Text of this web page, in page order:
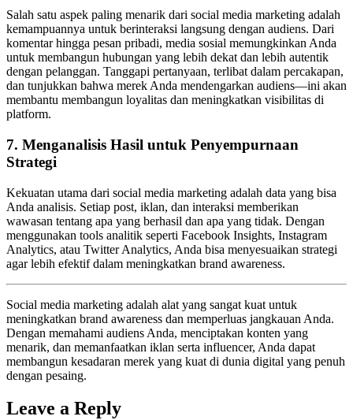
Salah satu aspek paling menarik dari social media marketing adalah
kemampuannya untuk berinteraksi langsung dengan audiens. Dari
komentar hingga pesan pribadi, media sosial memungkinkan Anda
untuk membangun hubungan yang lebih dekat dan lebih autentik
dengan pelanggan. Tanggapi pertanyaan, terlibat dalam percakapan,
dan tunjukkan bahwa merek Anda mendengarkan audiens—ini akan
membantu membangun loyalitas dan meningkatkan visibilitas di
platform.
7. Menganalisis Hasil untuk Penyempurnaan
Strategi
Kekuatan utama dari social media marketing adalah data yang bisa
Anda analisis. Setiap post, iklan, dan interaksi memberikan
wawasan tentang apa yang berhasil dan apa yang tidak. Dengan
menggunakan tools analitik seperti Facebook Insights, Instagram
Analytics, atau Twitter Analytics, Anda bisa menyesuaikan strategi
agar lebih efektif dalam meningkatkan brand awareness.
Social media marketing adalah alat yang sangat kuat untuk
meningkatkan brand awareness dan memperluas jangkauan Anda.
Dengan memahami audiens Anda, menciptakan konten yang
menarik, dan memanfaatkan iklan serta influencer, Anda dapat
membangun kesadaran merek yang kuat di dunia digital yang penuh
dengan pesaing.
Leave a Reply